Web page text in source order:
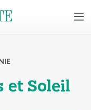
et Soleil